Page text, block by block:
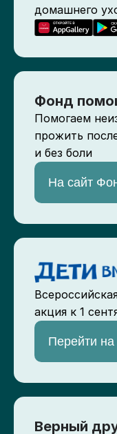
домашнего
Фонд
Помогаем
прожить
и без боли
На сайт
акция к 1
Перейти на
Верный